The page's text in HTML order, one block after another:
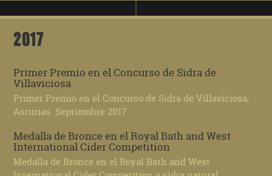
2017
Primer Premio en el Concurso de Sidra de
Villaviciosa
Primer Premio en el Concurso de Sidra de Villaviciosa,
Asturias. Septiembre 2017
Medalla de Bronce en el Royal Bath and West
International Cider Competition
Medalla de Bronce en el Royal Bath and West